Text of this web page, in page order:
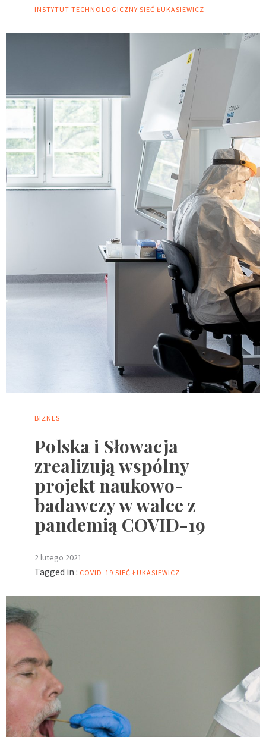
INSTYTUT TECHNOLOGICZNY SIEĆ ŁUKASIEWICZ
BIZNES
Polska i Słowacja
zrealizują wspólny
projekt naukowo-
badawczy w walce z
pandemią COVID-19
2 lutego 2021
Tagged in : COVID-19 SIEĆ ŁUKASIEWICZ